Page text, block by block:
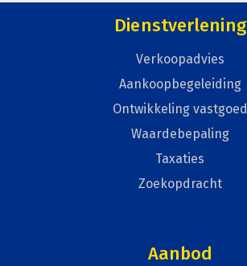
Dienstverlening
Verkoopadvies
Aankoopbegeleiding
Ontwikkeling vastgoed
Waardebepaling
Taxaties
Zoekopdracht
Aanbod